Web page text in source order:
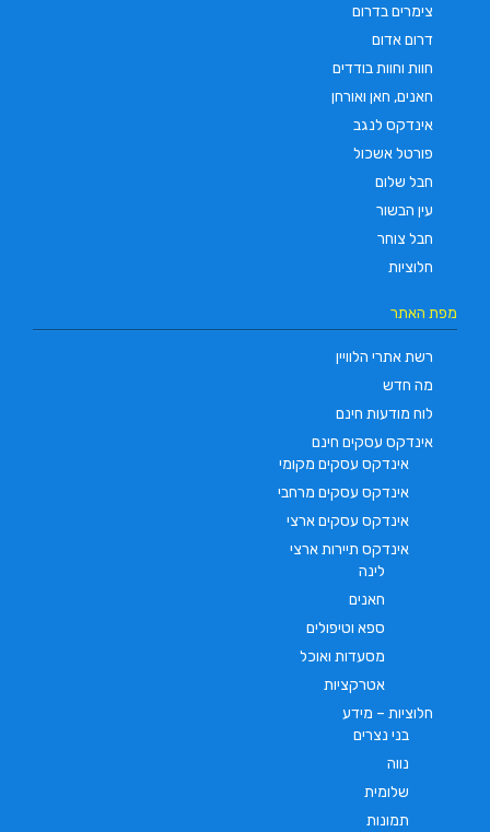
צימרים בדרום
דרום אדום
חוות וחוות בודדים
חאנים, חאן ואורחן
אינדקס לנגב
פורטל אשכול
חבל שלום
עין הבשור
חבל צוחר
חלוציות
מפת האתר
רשת אתרי הלוויין
מה חדש
לוח מודעות חינם
אינדקס עסקים חינם
אינדקס עסקים מקומי
אינדקס עסקים מרחבי
אינדקס עסקים ארצי
אינדקס תיירות ארצי
לינה
חאנים
ספא וטיפולים
מסעדות ואוכל
אטרקציות
חלוציות – מידע
בני נצרים
נווה
שלומית
תמונות